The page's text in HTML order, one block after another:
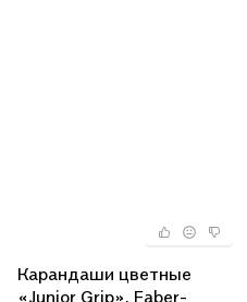
Карандаши цветные
«Junior Grip», Faber-